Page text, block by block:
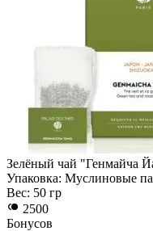
Зелёный чай "Генмайча
Упаковка: Муслиновые
Вес: 50 гр
2500
Бонусов